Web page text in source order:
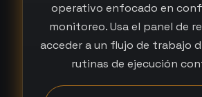
operativo enfocado en
monitoreo. Usa el panel de
acceder a un flujo de trabajo
rutinas de ejecución